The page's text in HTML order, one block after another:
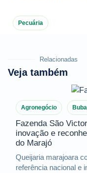
Pecuária
Relacionadas
Veja também
Agronegócio
Fazenda São
inovação e
do Marajó
Queijaria marajoara
referência nacional e